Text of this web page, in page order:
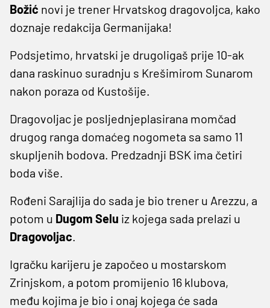
Božić novi je trener Hrvatskog dragovoljca, kako
doznaje redakcija Germanijaka!
Podsjetimo, hrvatski je drugoligaš prije 10-ak
dana raskinuo suradnju s Krešimirom Sunarom
nakon poraza od Kustošije.
Dragovoljac je posljednjeplasirana momčad
drugog ranga domaćeg nogometa sa samo 11
skupljenih bodova. Predzadnji BSK ima četiri
boda više.
Rođeni Sarajlija do sada je bio trener u Arezzu, a
potom u Dugom Selu iz kojega sada prelazi u
Dragovoljac.
Igračku karijeru je započeo u mostarskom
Zrinjskom, a potom promijenio 16 klubova,
među kojima je bio i onaj kojega će sada